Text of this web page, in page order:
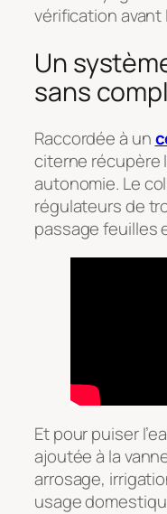
vérification avant
Un
sans
Raccordée à un
citerne récupère
autonomie. Le
régulateurs de
passage feuilles
Et pour puiser
ajoutée à la
arrosage,
usage